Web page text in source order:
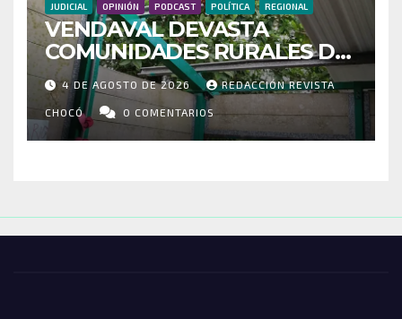
JUDICIAL OPINIÓN PODCAST POLÍTICA REGIONAL
VENDAVAL DEVASTA
COMUNIDADES RURALES DE
RIOSUCIO: ESCUELAS,
VIVIENDAS Y CEMENTERIO
ENTRE LOS AFECTADOS
4 DE AGOSTO DE 2026 REDACCIÓN REVISTA
CHOCÓ 0 COMENTARIOS